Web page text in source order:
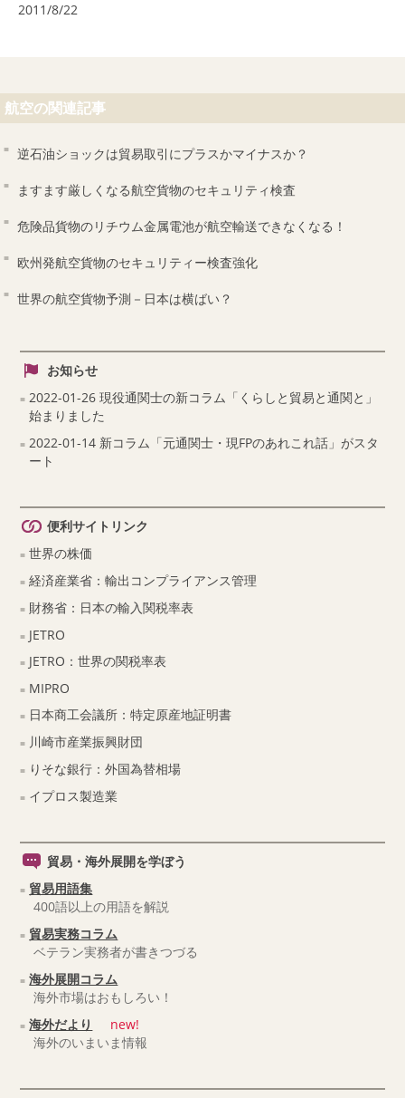
2011/8/22
航空の関連記事
逆石油ショックは貿易取引にプラスかマイナスか？
ますます厳しくなる航空貨物のセキュリティ検査
危険品貨物のリチウム金属電池が航空輸送できなくなる！
欧州発航空貨物のセキュリティー検査強化
世界の航空貨物予測－日本は横ばい？
お知らせ
2022-01-26 現役通関士の新コラム「くらしと貿易と通関と」
始まりました
2022-01-14 新コラム「元通関士・現FPのあれこれ話」がスタ
ート
便利サイトリンク
世界の株価
経済産業省：輸出コンプライアンス管理
財務省：日本の輸入関税率表
JETRO
JETRO：世界の関税率表
MIPRO
日本商工会議所：特定原産地証明書
川崎市産業振興財団
りそな銀行：外国為替相場
イプロス製造業
貿易・海外展開を学ぼう
貿易用語集
400語以上の用語を解説
貿易実務コラム
ベテラン実務者が書きつづる
海外展開コラム
海外市場はおもしろい！
海外だより
new!
海外のいまいま情報